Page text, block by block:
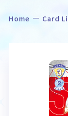
作品タ
イベント
Home Card